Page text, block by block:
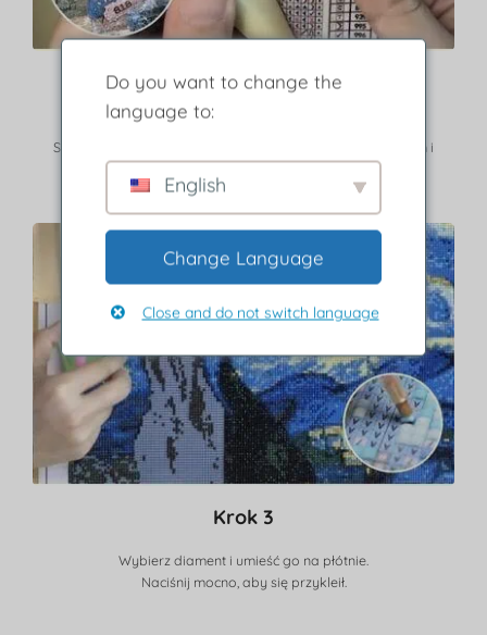
Krok 2
Usuń warstwę ochronną.
Skorzystaj z legendy, aby znaleźć wiertła pasujące kolorem i
symbolem.
Krok 3
Wybierz diament i umieść go na płótnie.
Naciśnij mocno, aby się przykleił.
Do you want to change the
language to:
English
Change Language
Close and do not switch language